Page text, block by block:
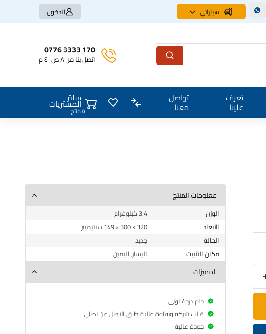
سياراتي الدخول
170 3333 0776
اتصل بنا من ٨ ص -٤ م
تعرف
علينا
تواصل
معنا
سلة
المشتريات0منتج
معلومات المنتج
الوزن
3.4 كيلوغرام
الأبعاد
320 × 300 × 149 سنتيميتر
الحالة
جديد
مكان التثبيت
اليسار, اليمين
المميزات
جام درجة اولى
قالب شركة ونقاوة عالية طبق الاصل عن اصلي
جودة عالية